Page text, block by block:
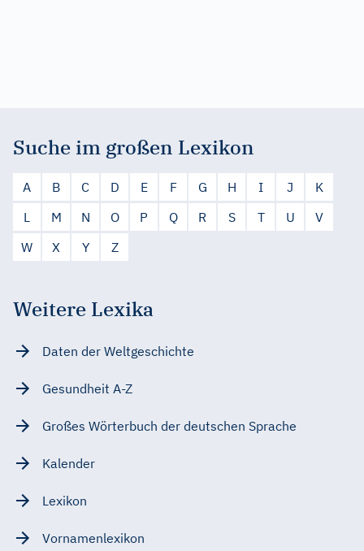
Suche im großen Lexikon
A B C D E F G H I J
K
L
M N O P Q R S T U
V
W
X Y Z
Weitere Lexika
Daten der Weltgeschichte
Gesundheit A-Z
Großes Wörterbuch der deutschen Sprache
Kalender
Lexikon
Vornamenlexikon